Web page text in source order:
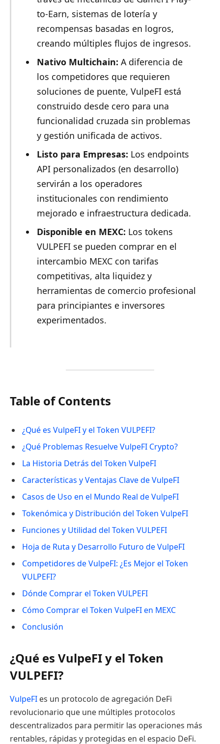
to-Earn, sistemas de lotería y
recompensas basadas en logros,
creando múltiples flujos de ingresos.
Nativo Multichain: A diferencia de
los competidores que requieren
soluciones de puente, VulpeFI está
construido desde cero para una
funcionalidad cruzada sin problemas
y gestión unificada de activos.
Listo para Empresas: Los endpoints
API personalizados (en desarrollo)
servirán a los operadores
institucionales con rendimiento
mejorado e infraestructura dedicada.
Disponible en MEXC: Los tokens
VULPEFI se pueden comprar en el
intercambio MEXC con tarifas
competitivas, alta liquidez y
herramientas de comercio profesional
para principiantes e inversores
experimentados.
Table of Contents
¿Qué es VulpeFI y el Token VULPEFI?
¿Qué Problemas Resuelve VulpeFI Crypto?
La Historia Detrás del Token VulpeFI
Características y Ventajas Clave de VulpeFI
Casos de Uso en el Mundo Real de VulpeFI
Tokenómica y Distribución del Token VulpeFI
Funciones y Utilidad del Token VULPEFI
Hoja de Ruta y Desarrollo Futuro de VulpeFI
Competidores de VulpeFI: ¿Es Mejor el Token
VULPEFI?
Dónde Comprar el Token VULPEFI
Cómo Comprar el Token VulpeFI en MEXC
Conclusión
¿Qué es VulpeFI y el Token
VULPEFI?
VulpeFI es un protocolo de agregación DeFi
revolucionario que une múltiples protocolos
descentralizados para permitir las operaciones más
rentables, rápidas y protegidas en el espacio DeFi.